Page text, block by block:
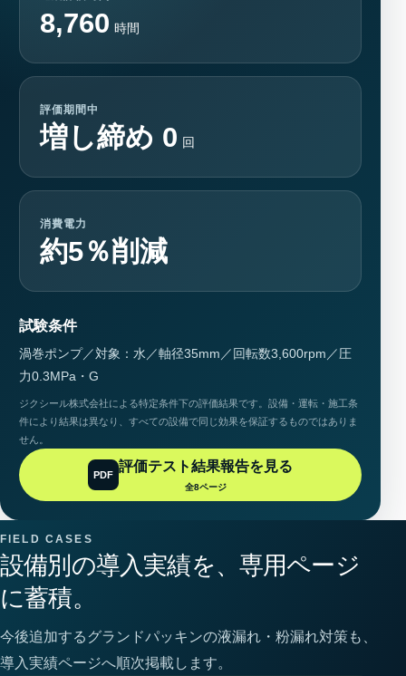
8,760 時間
評価期間中
増し締め 0 回
消費電力
約5％削減
試験条件
渦巻ポンプ／対象：水／軸径35mm／回転数3,600rpm／圧
力0.3MPa・G
ジクシール株式会社による特定条件下の評価結果です。設備・運転・施工条
件により結果は異なり、すべての設備で同じ効果を保証するものではありま
せん。
PDF
評価テスト結果報告を見る
全8ページ
FIELD CASES
設備別の導入実績を、専用ページ
に蓄積。
今後追加するグランドパッキンの液漏れ・粉漏れ対策も、
導入実績ページへ順次掲載します。